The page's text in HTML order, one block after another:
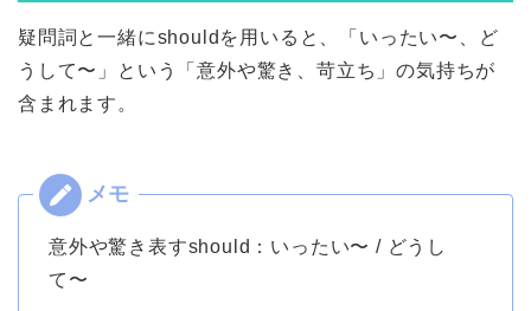
疑問詞と一緒にshouldを用いると、「いったい〜、ど
うして〜」という「意外や驚き、苛立ち」の気持ちが
含まれます。
意外や驚き表すshould：いったい〜 / どうし
て〜